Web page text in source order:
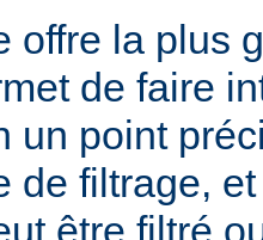
offre la plus
de faire
un point
de filtrage,
être filtré